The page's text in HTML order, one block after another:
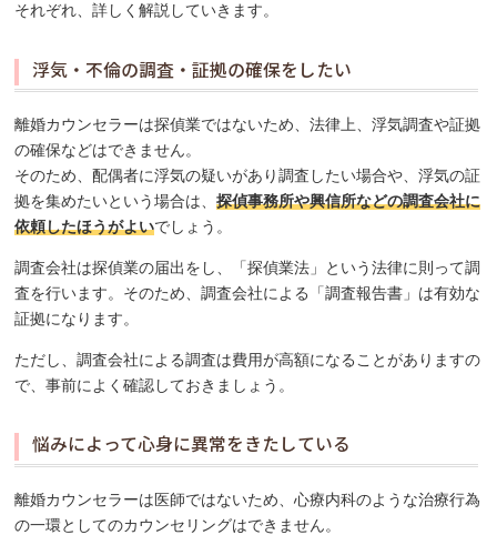
それぞれ、詳しく解説していきます。
浮気・不倫の調査・証拠の確保をしたい
離婚カウンセラーは探偵業ではないため、法律上、浮気調査や証拠
の確保などはできません。
そのため、配偶者に浮気の疑いがあり調査したい場合や、浮気の証
拠を集めたいという場合は、探偵事務所や興信所などの調査会社に
依頼したほうがよいでしょう。
調査会社は探偵業の届出をし、「探偵業法」という法律に則って調
査を行います。そのため、調査会社による「調査報告書」は有効な
証拠になります。
ただし、調査会社による調査は費用が高額になることがありますの
で、事前によく確認しておきましょう。
悩みによって心身に異常をきたしている
離婚カウンセラーは医師ではないため、心療内科のような治療行為
の一環としてのカウンセリングはできません。